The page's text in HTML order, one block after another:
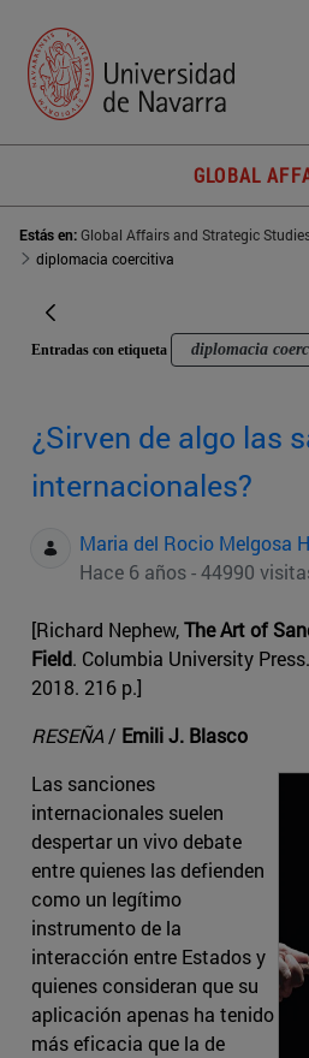
GLOBAL
Estás en:Global Affairs and Strategic
diplomacia coercitiva
Entradas con etiqueta diplomacia
¿Sirven de algo las
internacionales?
Maria del Rocio Melgosa
Hace 6 años - 44990
[Richard Nephew,The Art of
Field. Columbia University
2018. 216 p.]
RESEÑA/ Emili J. Blasco
Las sanciones
internacionales suelen
despertar un vivo debate
entre quienes las defienden
como un legítimo
instrumento de la
interacción entre Estados y
quienes consideran que su
aplicación apenas ha tenido
más eficacia que la de